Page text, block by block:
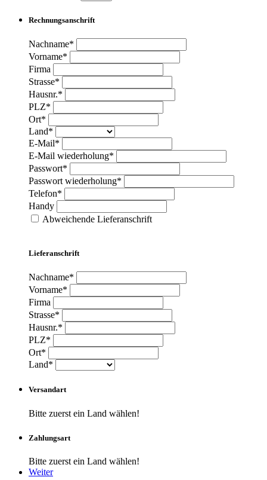
Rechnungsanschrift
Nachname*
Vorname*
Firma
Strasse*
Hausnr.*
PLZ*
Ort*
Land*
E-Mail*
E-Mail wiederholung*
Passwort*
Passwort wiederholung*
Telefon*
Handy
Abweichende Lieferanschrift
Lieferanschrift
Nachname*
Vorname*
Firma
Strasse*
Hausnr.*
PLZ*
Ort*
Land*
Versandart
Bitte zuerst ein Land wählen!
Zahlungsart
Bitte zuerst ein Land wählen!
Weiter